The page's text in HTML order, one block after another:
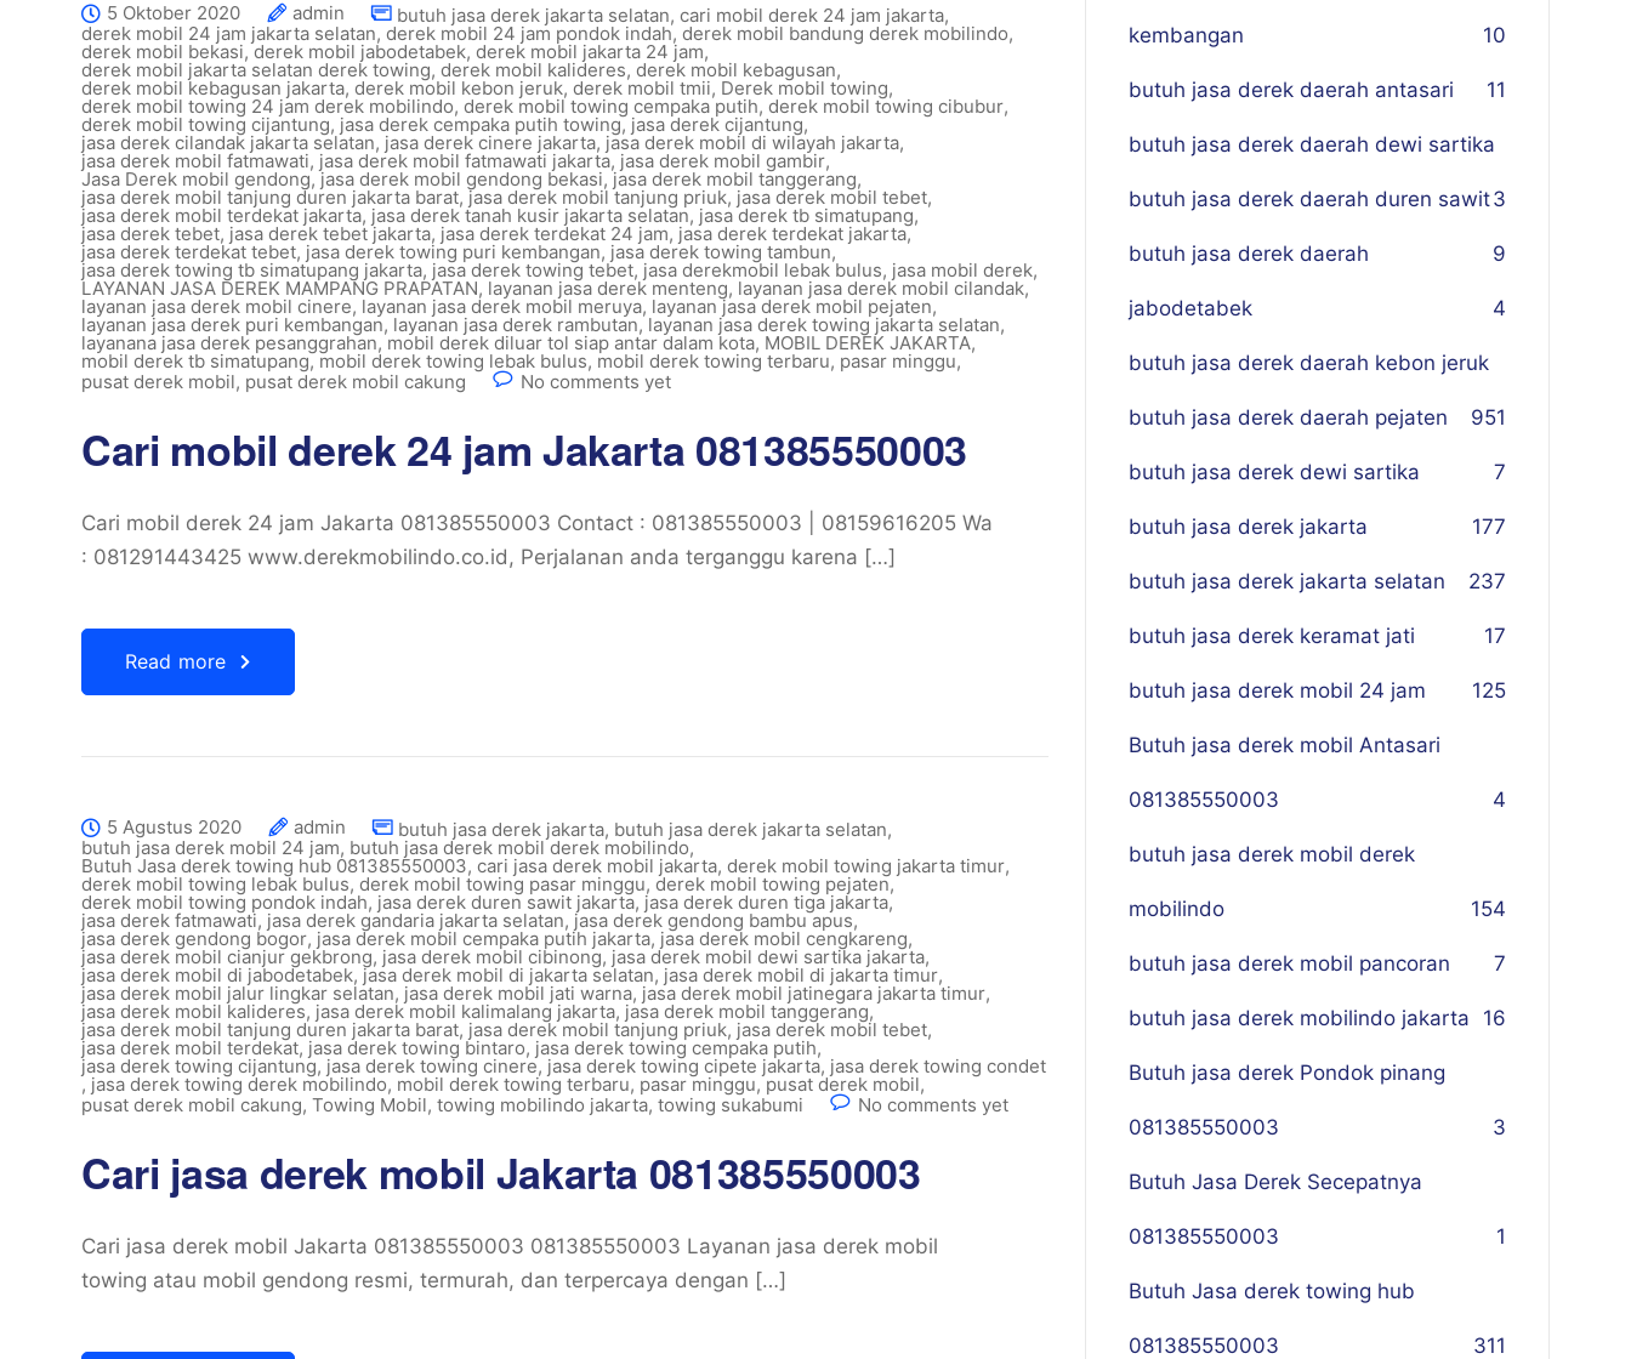
5 Oktober 2020 admin butuh jasa derek jakarta selatan, cari mobil derek 24 jam jakarta,
derek mobil 24 jam jakarta selatan, derek mobil 24 jam pondok indah, derek mobil bandung derek mobilindo,
derek mobil bekasi,derek mobil jabodetabek, derek mobil jakarta 24 jam,
derek mobil jakarta selatan derek towing, derek mobil kalideres, derek mobil kebagusan,
derek mobil kebagusan jakarta, derek mobil kebon jeruk, derek mobil tmii, Derek mobil towing,
derek mobil towing 24 jam derek mobilindo, derek mobil towing cempaka putih, derek mobil towing cibubur,
derek mobil towing cijantung, jasa derek cempaka putih towing, jasa derek cijantung,
jasa derek cilandak jakarta selatan, jasa derek cinere jakarta, jasa derek mobil di wilayah jakarta,
jasa derek mobil fatmawati, jasa derek mobil fatmawati jakarta, jasa derek mobil gambir,
Jasa Derek mobil gendong,jasa derek mobil gendong bekasi,jasa derek mobil tanggerang,
jasa derek mobil tanjung duren jakarta barat, jasa derek mobil tanjung priuk, jasa derek mobil tebet,
jasa derek mobil terdekat jakarta, jasa derek tanah kusir jakarta selatan, jasa derek tb simatupang,
jasa derek tebet, jasa derek tebet jakarta, jasa derek terdekat 24 jam, jasa derek terdekat jakarta,
jasa derek terdekat tebet, jasa derek towing puri kembangan, jasa derek towing tambun,
jasa derek towing tb simatupang jakarta, jasa derek towing tebet, jasa derekmobil lebak bulus, jasa mobil derek,
LAYANAN JASA DEREK MAMPANG PRAPATAN, layanan jasa derek menteng, layanan jasa derek mobil cilandak,
layanan jasa derek mobil cinere, layanan jasa derek mobil meruya, layanan jasa derek mobil pejaten,
layanan jasa derek puri kembangan, layanan jasa derek rambutan, layanan jasa derek towing jakarta selatan,
layanana jasa derek pesanggrahan,mobil derek diluar tol siap antar dalam kota, MOBIL DEREK JAKARTA,
mobil derek tb simatupang, mobil derek towing lebak bulus, mobil derek towing terbaru, pasar minggu,
pusat derek mobil, pusat derek mobil cakung No comments yet
Cari mobil derek 24 jam Jakarta 081385550003
Cari mobil derek 24 jam Jakarta 081385550003 Contact : 081385550003 | 08159616205 Wa
: 081291443425 www.derekmobilindo.co.id, Perjalanan anda terganggu karena […]
Read more
5 Agustus 2020 admin butuh jasa derek jakarta, butuh jasa derek jakarta selatan,
butuh jasa derek mobil 24 jam, butuh jasa derek mobil derek mobilindo,
Butuh Jasa derek towing hub 081385550003, cari jasa derek mobil jakarta, derek mobil towing jakarta timur,
derek mobil towing lebak bulus, derek mobil towing pasar minggu, derek mobil towing pejaten,
derek mobil towing pondok indah, jasa derek duren sawit jakarta, jasa derek duren tiga jakarta,
jasa derek fatmawati, jasa derek gandaria jakarta selatan, jasa derek gendong bambu apus,
jasa derek gendong bogor, jasa derek mobil cempaka putih jakarta, jasa derek mobil cengkareng,
jasa derek mobil cianjur gekbrong, jasa derek mobil cibinong, jasa derek mobil dewi sartika jakarta,
jasa derek mobil di jabodetabek, jasa derek mobil di jakarta selatan, jasa derek mobil di jakarta timur,
jasa derek mobil jalur lingkar selatan, jasa derek mobil jati warna, jasa derek mobil jatinegara jakarta timur,
jasa derek mobil kalideres, jasa derek mobil kalimalang jakarta, jasa derek mobil tanggerang,
jasa derek mobil tanjung duren jakarta barat, jasa derek mobil tanjung priuk, jasa derek mobil tebet,
jasa derek mobil terdekat, jasa derek towing bintaro, jasa derek towing cempaka putih,
jasa derek towing cijantung, jasa derek towing cinere, jasa derek towing cipete jakarta, jasa derek towing condet
, jasa derek towing derek mobilindo, mobil derek towing terbaru, pasar minggu,pusat derek mobil,
pusat derek mobil cakung, Towing Mobil, towing mobilindo jakarta, towing sukabumi No comments yet
Cari jasa derek mobil Jakarta 081385550003
Cari jasa derek mobil Jakarta 081385550003 081385550003 Layanan jasa derek mobil
towing atau mobil gendong resmi, termurah, dan terpercaya dengan […]
kembangan 10
butuh jasa derek daerah antasari 11
butuh jasa derek daerah dewi sartika
3
butuh jasa derek daerah duren sawit
9
butuh jasa derek daerah
jabodetabek 4
butuh jasa derek daerah kebon jeruk
51
butuh jasa derek daerah pejaten 9
butuh jasa derek dewi sartika 7
butuh jasa derek jakarta 177
butuh jasa derek jakarta selatan 237
butuh jasa derek keramat jati 17
butuh jasa derek mobil 24 jam 125
Butuh jasa derek mobil Antasari
081385550003 4
butuh jasa derek mobil derek
mobilindo 154
butuh jasa derek mobil pancoran 7
butuh jasa derek mobilindo jakarta 16
Butuh jasa derek Pondok pinang
081385550003 3
Butuh Jasa Derek Secepatnya
081385550003 1
Butuh Jasa derek towing hub
081385550003 311